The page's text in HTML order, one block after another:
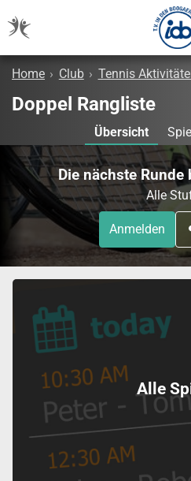
Home › Club › Tennis
Doppel Rangliste
Übersicht
Die nächste
Alle
Anmelden
Alle